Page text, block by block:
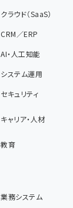
クラウド（SaaS）
CRM／ERP
AI・人工知能
システム運用
セキュリティ
キャリア・人材
教育
業務システム